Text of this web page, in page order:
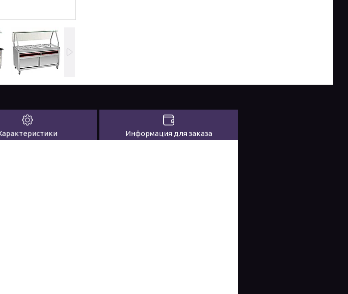
Информация для заказа